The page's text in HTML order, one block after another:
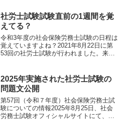
なものが社会保険労務士試験センターか
らの発表が無いものでわか...
社労士試験試験直前の1週間を覚
えてる？
令和3年度の社会保険労務士試験の日程は
覚えていますよね？2021年8月22日に第
53回の社労士試験が行われました。来年
う。試験内容の振り返りと合わせて、直
前の1週間...
2025年実施された社労士試験の
問題文公開
第57回（令和７年度）社会保険労務士試
験についての情報2025年8月25日、社会
労務士試験オフィシャルサイトにて、社